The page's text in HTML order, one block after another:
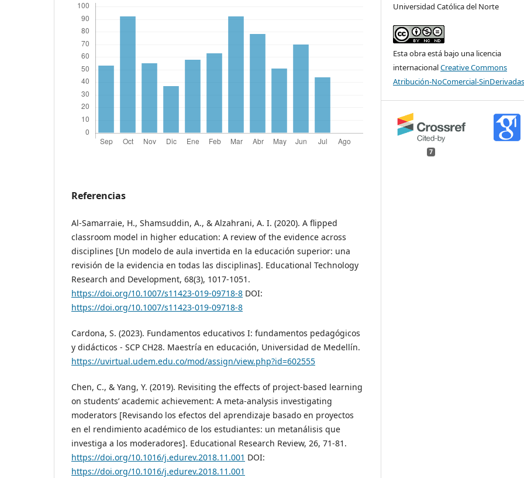
Referencias
Al-Samarraie, H., Shamsuddin, A., & Alzahrani, A. I. (2020). A flipped
classroom model in higher education: A review of the evidence across
disciplines [Un modelo de aula invertida en la educación superior: una
revisión de la evidencia en todas las disciplinas]. Educational Technology
Research and Development, 68(3), 1017-1051.
https://doi.org/10.1007/s11423-019-09718-8 DOI:
https://doi.org/10.1007/s11423-019-09718-8
Cardona, S. (2023). Fundamentos educativos I: fundamentos pedagógicos
y didácticos - SCP CH28. Maestría en educación, Universidad de Medellín.
https://uvirtual.udem.edu.co/mod/assign/view.php?id=602555
Chen, C., & Yang, Y. (2019). Revisiting the effects of project-based learning
on students’ academic achievement: A meta-analysis investigating
moderators [Revisando los efectos del aprendizaje basado en proyectos
en el rendimiento académico de los estudiantes: un metanálisis que
investiga a los moderadores]. Educational Research Review, 26, 71-81.
https://doi.org/10.1016/j.edurev.2018.11.001 DOI:
https://doi.org/10.1016/j.edurev.2018.11.001
Universidad Católica del Norte
Esta obra está bajo una licencia
internacionalCreative Commons
Atribución-NoComercial-
7